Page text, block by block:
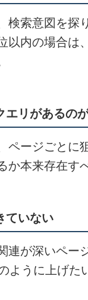
検索意図を探
以内の場合は
エリがあるの
ページごとに
か本来存在す
ていない
が深いペー
ように上げた